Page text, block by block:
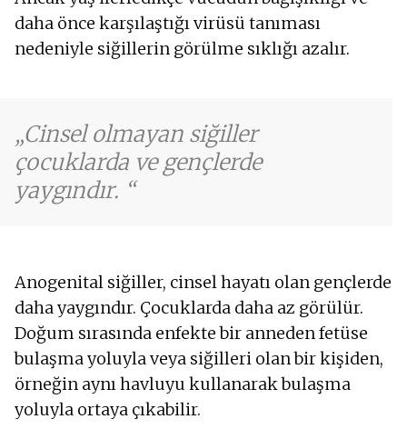
daha önce karşılaştığı virüsü tanıması
nedeniyle siğillerin görülme sıklığı azalır.
Cinsel olmayan siğiller
çocuklarda ve gençlerde
yaygındır.
Anogenital siğiller, cinsel hayatı olan gençlerde
daha yaygındır. Çocuklarda daha az görülür.
Doğum sırasında enfekte bir anneden fetüse
bulaşma yoluyla veya siğilleri olan bir kişiden,
örneğin aynı havluyu kullanarak bulaşma
yoluyla ortaya çıkabilir.